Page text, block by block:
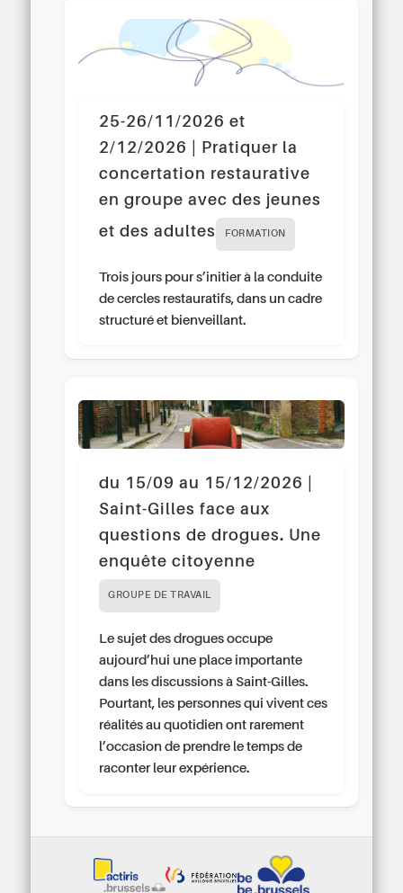
25-26/11/2026 et
2/12/2026 | Pratiquer la
concertation restaurative
en groupe avec des jeunes
et des adultes
FORMATION
Trois jours pour s’initier à la conduite
de cercles restauratifs, dans un cadre
structuré et bienveillant.
du 15/09 au 15/12/2026 |
Saint-Gilles face aux
questions de drogues. Une
enquête citoyenne
GROUPE DE TRAVAIL
Le sujet des drogues occupe
aujourd’hui une place importante
dans les discussions à Saint-Gilles.
Pourtant, les personnes qui vivent ces
réalités au quotidien ont rarement
l’occasion de prendre le temps de
raconter leur expérience.